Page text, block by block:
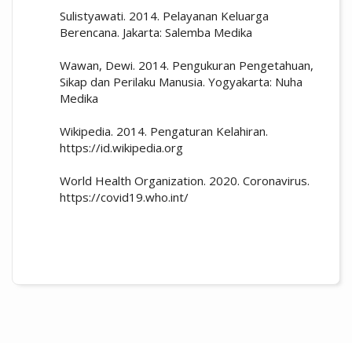
Sulistyawati. 2014. Pelayanan Keluarga
Berencana. Jakarta: Salemba Medika
Wawan, Dewi. 2014. Pengukuran Pengetahuan,
Sikap dan Perilaku Manusia. Yogyakarta: Nuha
Medika
Wikipedia. 2014. Pengaturan Kelahiran.
https://id.wikipedia.org
World Health Organization. 2020. Coronavirus.
https://covid19.who.int/